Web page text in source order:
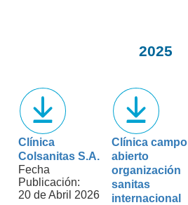
2025
Clínica
Colsanitas S.A.
Fecha
Publicación:
20 de Abril 2026
Clínica campo
abierto
organización
sanitas
internacional